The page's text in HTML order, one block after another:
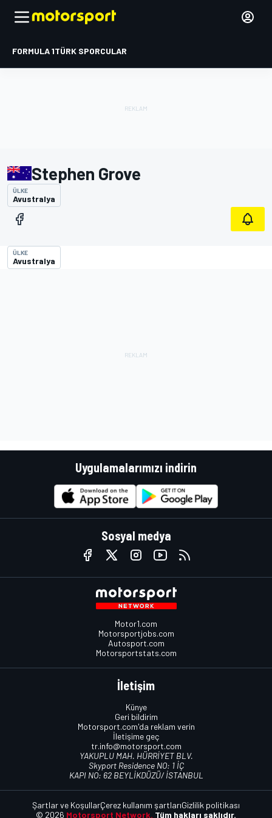
FORMULA 1TÜRK SPORCULAR
Stephen Grove
ÜLKE
Avustralya
ÜLKE
Avustralya
Uygulamalarımızı indirin
Sosyal medya
Motor1.com
Motorsportjobs.com
Autosport.com
Motorsportstats.com
İletişim
Künye
Geri bildirim
Motorsport.com'da reklam verin
İletişime geç
tr.info@motorsport.com
YAKUPLU MAH. HÜRRİYET BLV.
Skyport Residence NO: 1 İÇ
KAPI NO: 62 BEYLİKDÜZÜ/ İSTANBUL
© 2026 Motorsport Network. Tüm hakları saklıdır.
Şartlar ve KoşullarÇerez kullanım şartlarıGizlilik politikası